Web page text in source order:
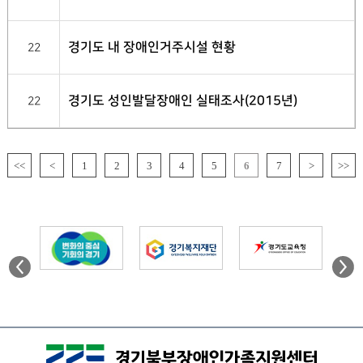
22 경기도 내 장애인거주시설 현황
22 경기도 성인발달장애인 실태조사(2015년)
<< < 1 2 3 4 5 6 7 > >>